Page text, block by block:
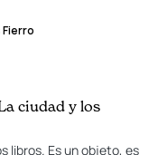
ciudad y los
libros. Es un objeto, es